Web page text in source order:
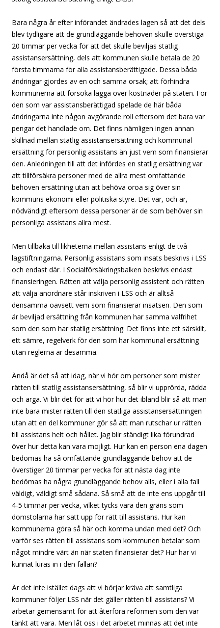
Bara några år efter införandet ändrades lagen så att det dels
blev tydligare att de grundläggande behoven skulle överstiga
20 timmar per vecka för att det skulle beviljas statlig
assistansersättning, dels att kommunen skulle betala de 20
första timmarna för alla assistansberättigade. Dessa båda
ändringar gjordes av en och samma orsak; att förhindra
kommunerna att försöka lägga över kostnader på staten. För
den som var assistansberättigad spelade de här båda
ändringarna inte någon avgörande roll eftersom det bara var
pengar det handlade om. Det finns nämligen ingen annan
skillnad mellan statlig assistansersättning och kommunal
ersättning för personlig assistans än just vem som finansierar
den. Anledningen till att det infördes en statlig ersättning var
att tillförsäkra personer med de allra mest omfattande
behoven ersättning utan att behöva oroa sig över sin
kommuns ekonomi eller politiska styre. Det var, och är,
nödvändigt eftersom dessa personer är de som behöver sin
personliga assistans allra mest.
Men tillbaka till likheterna mellan assistans enligt de två
lagstiftningarna. Personlig assistans som insats beskrivs i LSS
och endast där. I Socialförsäkringsbalken beskrivs endast
finansieringen. Rätten att välja personlig assistent och rätten
att välja anordnare står inskriven i LSS och är alltså
densamma oavsett vem som finansierar insatsen. Den som
är beviljad ersättning från kommunen har samma valfrihet
som den som har statlig ersättning. Det finns inte ett särskilt,
ett sämre, regelverk för den som har kommunal ersättning
utan reglerna är desamma.
Ändå är det så att idag, när vi hör om personer som mister
rätten till statlig assistansersättning, så blir vi upprörda, rädda
och arga. Vi blir det för att vi hör hur det ibland blir så att man
inte bara mister rätten till den statliga assistansersättningen
utan att en del kommuner gör så att man rutschar ur rätten
till assistans helt och hållet. Jag blir ständigt lika förundrad
över hur detta kan vara möjligt. Hur kan en person ena dagen
bedömas ha så omfattande grundläggande behov att de
överstiger 20 timmar per vecka för att nästa dag inte
bedömas ha några grundläggande behov alls, eller i alla fall
väldigt, väldigt små sådana. Så små att de inte ens uppgår till
4-5 timmar per vecka, vilket tycks vara den gräns som
domstolarna har satt upp för rätt till assistans. Hur kan
kommunerna göra så här och komma undan med det? Och
varför ses rätten till assistans som kommunen betalar som
något mindre värt än när staten finansierar det? Hur har vi
kunnat luras in i den fällan?
Är det inte istället dags att vi börjar kräva att samtliga
kommuner följer LSS när det gäller rätten till assistans? Vi
arbetar gemensamt för att återföra reformen som den var
tänkt att vara. Men låt oss i det arbetet minnas att det inte